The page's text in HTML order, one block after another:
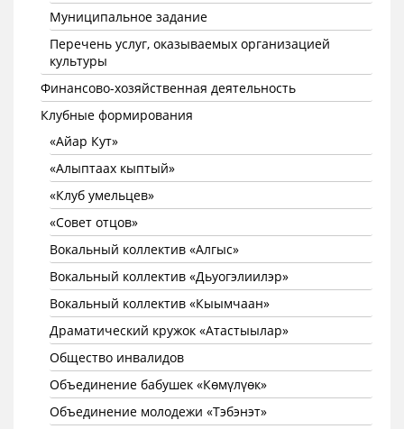
Муниципальное задание
Перечень услуг, оказываемых организацией
культуры
Финансово-хозяйственная деятельность
Клубные формирования
«Айар Кут»
«Алыптаах кыптый»
«Клуб умельцев»
«Совет отцов»
Вокальный коллектив «Алгыс»
Вокальный коллектив «Дьуогэлиилэр»
Вокальный коллектив «Кыымчаан»
Драматический кружок «Атастыылар»
Общество инвалидов
Объединение бабушек «Көмүлүөк»
Объединение молодежи «Тэбэнэт»